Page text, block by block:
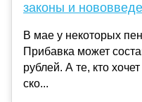
законы и
В мае у некоторых
Прибавка может
рублей. А те, кто
ско...